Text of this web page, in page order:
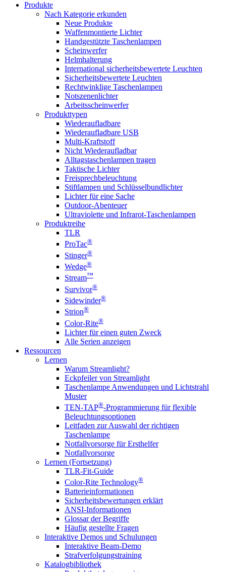
Produkte
Nach Kategorie erkunden
Neue Produkte
Waffenmontierte Lichter
Handgestützte Taschenlampen
Scheinwerfer
Helmhalterung
International sicherheitsbewertete Leuchten
Sicherheitsbewertete Leuchten
Rechtwinklige Taschenlampen
Notszenenlichter
Arbeitsscheinwerfer
Produkttypen
Wiederaufladbare
Wiederaufladbare USB
Multi-Kraftstoff
Nicht Wiederaufladbar
Alltagstaschenlampen tragen
Taktische Lichter
Freisprechbeleuchtung
Stiftlampen und Schlüsselbundlichter
Lichter für eine Sache
Outdoor-Abenteuer
Ultraviolette und Infrarot-Taschenlampen
Produktreihe
TLR
ProTac®
Stinger®
Wedge®
Stream™
Survivor®
Sidewinder®
Strion®
Color-Rite®
Lichter für einen guten Zweck
Alle Serien anzeigen
Ressourcen
Lernen
Warum Streamlight?
Eckpfeiler von Streamlight
Taschenlampe Anwendungen und Lichtstrahl
Muster
TEN-TAP®-Programmierung für flexible
Beleuchtungsoptionen
Leitfaden zur Auswahl der richtigen
Taschenlampe
Notfallvorsorge für Ersthelfer
Notfallvorsorge
Lernen (Fortsetzung)
TLR-Fit-Guide
Color-Rite Technology®
Batterieinformationen
Sicherheitsbewertungen erklärt
ANSI-Informationen
Glossar der Begriffe
Häufig gestellte Fragen
Interaktive Demos und Schulungen
Interaktive Beam-Demo
Strafverfolgungstraining
Katalogbibliothek